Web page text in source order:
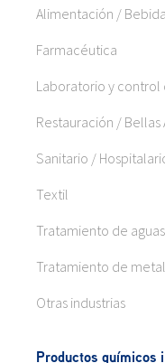
Alimentación /
Farmacéutica
Laboratorio y control
Restauración / Bellas
Sanitario /
Textil
Tratamiento de aguas
Tratamiento de
Otras industrias
Productos químicos